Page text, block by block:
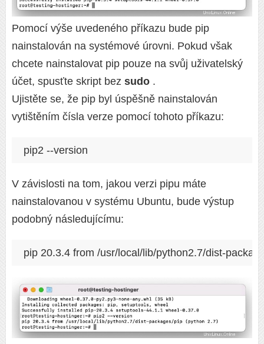
Pomocí výše uvedeného příkazu bude pip
nainstalován na systémové úrovni. Pokud však
chcete nainstalovat pip pouze na svůj uživatelský
účet, spusťte skript bez sudo .
Ujistěte se, že pip byl úspěšně nainstalován
vytištěním čísla verze pomocí tohoto příkazu:
pip2 --version
V závislosti na tom, jakou verzi pipu máte
nainstalovanou v systému Ubuntu, bude výstup
podobný následujícímu:
pip 20.3.4 from /usr/local/lib/python2.7/dist-